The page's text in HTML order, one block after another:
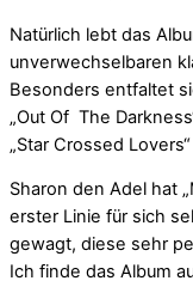
Natürlich lebt das
unverwechselbaren
Besonders entfaltet
„Out Of The
„Star Crossed
Sharon den Adel hat
erster Linie für sich
gewagt, diese sehr
Ich finde das Album